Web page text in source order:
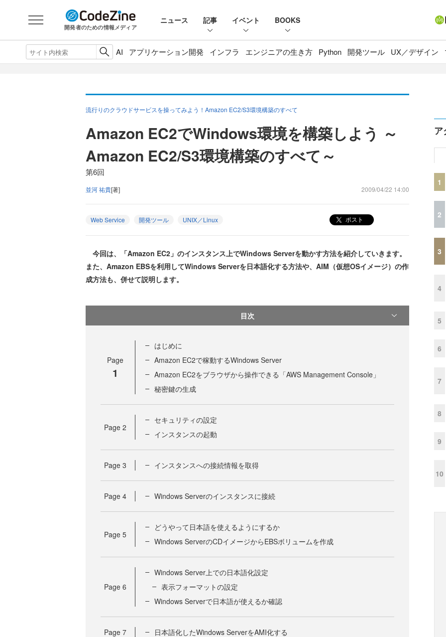
開発者のための情報メディア
ニュース 記事 イベント BOOKS
AI アプリケーション開発 インフラ エンジニアの生き方 Python 開発ツール UX／デザイン
流行りのクラウドサービスを操ってみよう！Amazon EC2/S3環境構築のすべて
Amazon EC2でWindows環境を構築しよう ～
Amazon EC2/S3環境構築のすべて～
第6回
並河 祐貴[著] 2009/04/22 14:00
Web Service 開発ツール UNIX／Linux ポスト
今回は、「Amazon EC2」のインスタンス上でWindows Serverを動かす方法を紹介していきます。
また、Amazon EBSを利用してWindows Serverを日本語化する方法や、AIM（仮想OSイメージ）の作
成方法も、併せて説明します。
目次
Page
1
はじめに
Amazon EC2で稼動するWindows Server
Amazon EC2をブラウザから操作できる「AWS Management Console」
秘密鍵の生成
Page 2
セキュリティの設定
インスタンスの起動
Page 3 インスタンスへの接続情報を取得
Page 4 Windows Serverのインスタンスに接続
Page 5
どうやって日本語を使えるようにするか
Windows ServerのCDイメージからEBSボリュームを作成
Page 6
Windows Server上での日本語化設定
表示フォーマットの設定
Windows Serverで日本語が使えるか確認
Page 7 日本語化したWindows ServerをAMI化する
ア
1
2
3
4
5
6
7
8
9
10